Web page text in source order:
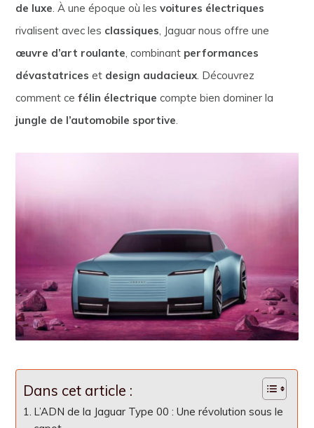
de luxe. À une époque où lesvoitures électriques
rivalisent avec les classiques, Jaguar nous offre une
œuvre d’art roulante, combinant performances
dévastatrices et design audacieux. Découvrez
comment cefélin électrique compte bien dominer la
jungle de l’automobile sportive.
Dans cet article :
L’ADN de la Jaguar Type 00 : Une révolution sous le